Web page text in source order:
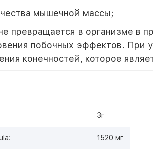
мышечной массы;
превращается в организме в
побочных эффектов. При
конечностей, которое
3г
1520 мг